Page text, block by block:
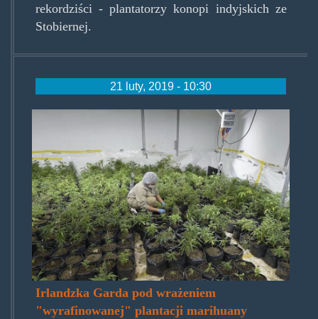
rekordziści - plantatorzy konopi indyjskich ze
Stobiernej.
21 luty, 2019 - 10:30
polak-
marihuana-
limerick.jpg
Irlandzka Garda pod wrażeniem
"wyrafinowanej" plantacji marihuany